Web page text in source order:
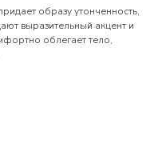
образу утонченность,
выразительный акцент и
облегает тело,